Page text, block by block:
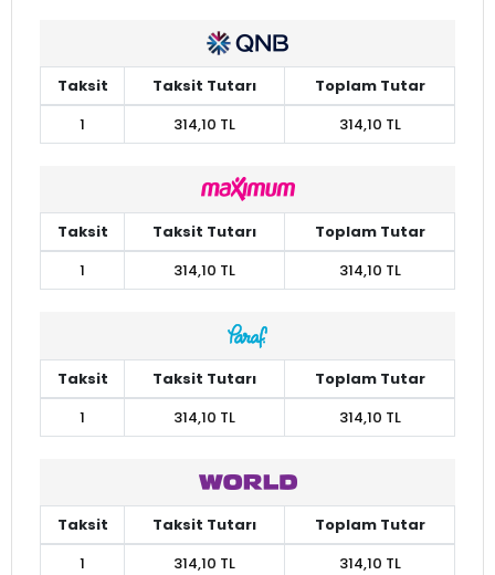
Taksit Taksit Tutarı
Toplam Tutar
1
314,10 TL 314,10 TL
Taksit Taksit Tutarı
Toplam Tutar
1
314,10 TL 314,10 TL
Taksit Taksit Tutarı
Toplam Tutar
1
314,10 TL 314,10 TL
Taksit Taksit Tutarı
Toplam Tutar
1
314,10 TL 314,10 TL